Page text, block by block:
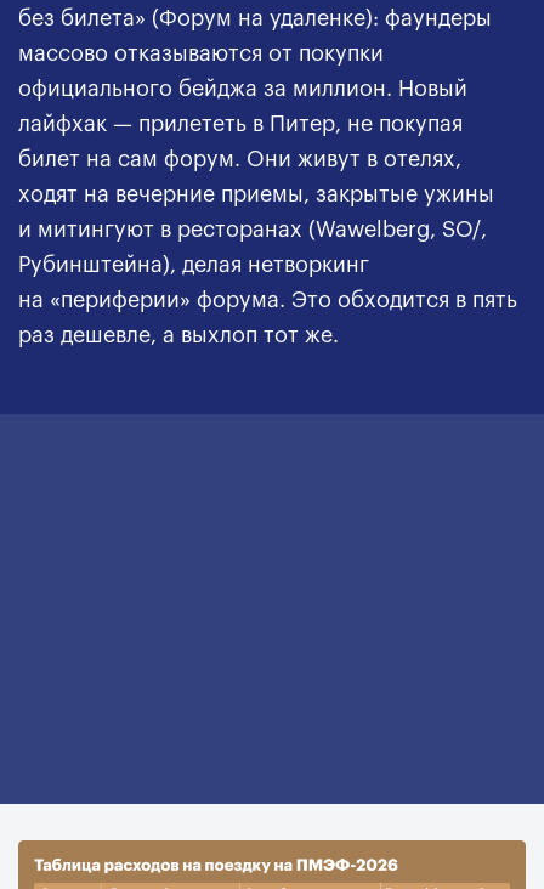
без билета» (Форум на удаленке): фаундеры
массово отказываются от покупки
официального бейджа за миллион. Новый
лайфхак — прилететь в Питер, не покупая
билет на сам форум. Они живут в отелях,
ходят на вечерние приемы, закрытые ужины
и митингуют в ресторанах (Wawelberg, SO/,
Рубинштейна), делая нетворкинг
на «периферии» форума. Это обходится в пять
раз дешевле, а выхлоп тот же.